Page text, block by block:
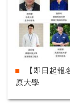
【即日起
原大學